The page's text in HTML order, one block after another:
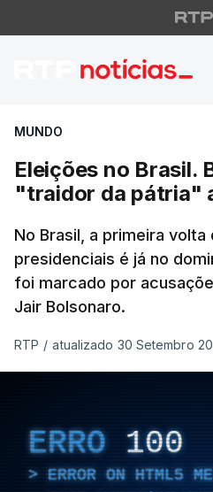
Eleições
MUNDO
Eleições no Brasil.
"traidor da pátria"
No Brasil, a primeira volta
presidenciais é já no
foi marcado por
Jair Bolsonaro.
RTP / atualizado 30 Setembro
ERRO 100
ERROR ON HTML5